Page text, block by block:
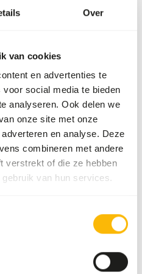
Over
van cookies
en advertenties te
social media te bieden
analyseren. Ook delen we
onze site met onze
en analyse. Deze
combineren met andere
verstrekt of die ze hebben
van hun services.
uit zalm, makreel en haring.
belangrijke bron van omega
ingrediënten, zonder
mix is opzichzelf niet
een gebalanceerd menu.
. Dit product is een rauw